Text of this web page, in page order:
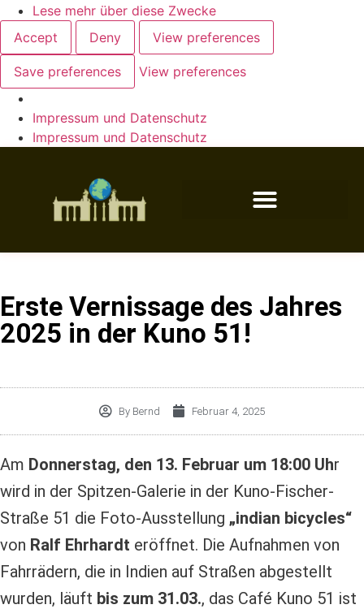
Lese mehr über diese Zwecke
Accept
Deny View preferences
Save preferences View preferences
Impressum und Datenschutz
Impressum und Datenschutz
Erste Vernissage des Jahres
2025 in der Kuno 51!
By Bernd Februar 4, 2025
Am Donnerstag, den 13. Februar um 18:00 Uhr
wird in der Spitzen-Galerie in der Kuno-Fischer-
Straße 51 die Foto-Ausstellung „indian bicycles“
von Ralf Ehrhardt eröffnet. Die Aufnahmen von
Fahrrädern, die in Indien auf Straßen abgestellt
wurden, läuft bis zum 31.03., das Café Kuno 51 ist